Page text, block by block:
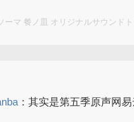
ーマ 餐ノ皿 オリジナルサウンド
： 其实是第五季原声网